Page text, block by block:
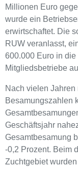
Millionen Euro
wurde ein
erwirtschaftet. Die
RUW veranlasst,
600.000 Euro in
Mitgliedsbetriebe
Nach vielen
Besamungszahlen
Geschäftsjahr
Gesamtbesamung
-0,2 Prozent. Beim
Zuchtgebiet